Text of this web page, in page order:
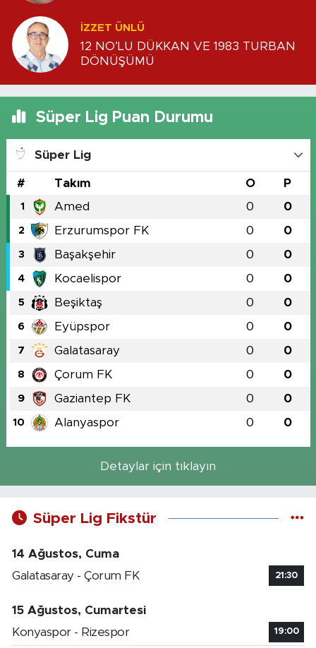
İZZET ÜNLÜ
12 NO’LU DÜKKAN VE 1983 TURBAN
DÖNÜŞÜMÜ
Süper Lig Puan Durumu
Süper Lig
# Takım O P
1 Amed 0 0
2 Erzurumspor FK 0 0
3 Başakşehir 0 0
4 Kocaelispor 0 0
5 Beşiktaş 0 0
6 Eyüpspor 0 0
7 Galatasaray 0 0
8 Çorum FK 0 0
9 Gaziantep FK 0 0
10 Alanyaspor 0 0
Detaylar için tıklayın
Süper Lig Fikstür
14 Ağustos, Cuma
Galatasaray - Çorum FK
21:30
15 Ağustos, Cumartesi
Konyaspor - Rizespor
19:00